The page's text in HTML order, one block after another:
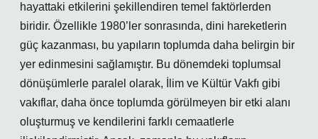
hayattaki etkilerini şekillendiren temel faktörlerden
biridir. Özellikle 1980’ler sonrasında, dini hareketlerin
güç kazanması, bu yapıların toplumda daha belirgin bir
yer edinmesini sağlamıştır. Bu dönemdeki toplumsal
dönüşümlerle paralel olarak, İlim ve Kültür Vakfı gibi
vakıflar, daha önce toplumda görülmeyen bir etki alanı
oluşturmuş ve kendilerini farklı cemaatlerle